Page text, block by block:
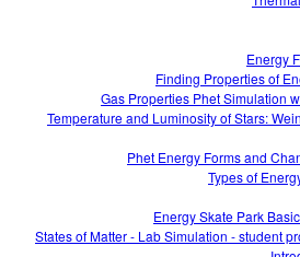
Energy
Finding Properties of
Gas Properties Phet Simulation
Temperature and Luminosity of Stars:
Phet Energy Forms and
Types of
Energy Skate Park
States of Matter - Lab Simulation - student